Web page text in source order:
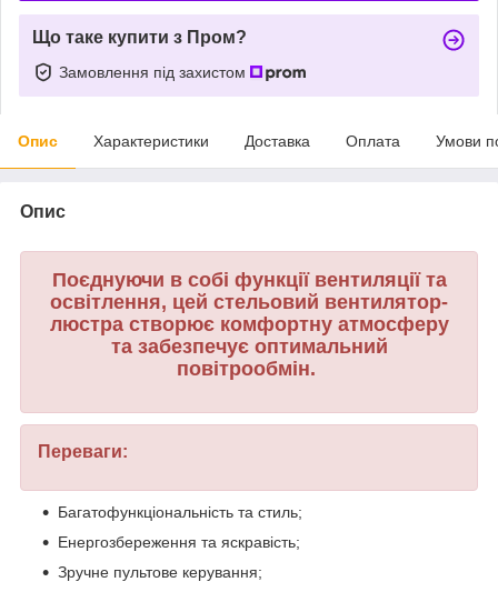
Що таке купити з Пром?
Замовлення під захистом
Опис Характеристики Доставка Оплата Умови
Опис
Поєднуючи в собі функції вентиляції та
освітлення, цей стельовий вентилятор-
люстра створює комфортну атмосферу
та забезпечує оптимальний
повітрообмін.
Переваги:
Багатофункціональність та стиль;
Енергозбереження та яскравість;
Зручне пультове керування;